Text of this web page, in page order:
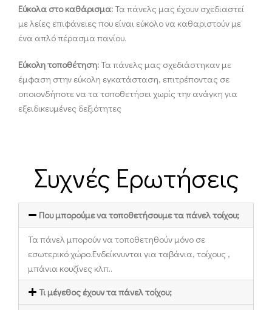
Εύκολα στο καθάρισμα:Τα πάνελς μας έχουν σχεδιαστεί
με λείες επιφάνειες που είναι εύκολο να καθαριστούν με
ένα απλό πέρασμα πανίου.
Εύκολη τοποθέτηση:Τα πάνελς μας σχεδιάστηκαν με
έμφαση στην εύκολη εγκατάσταση, επιτρέποντας σε
οποιονδήποτε να τα τοποθετήσει χωρίς την ανάγκη για
εξειδικευμένες δεξιότητες
Συχνές Ερωτήσεις
Που μπορούμε να τοποθετήσουμε τα πάνελ τοίχου;
Τα πάνελ μπορούν να τοποθετηθούν μόνο σε
εσωτερικό χώρο.Ενδείκνυνται για ταβάνια, τοίχους ,
μπάνια κουζίνες κλπ..
Τι μέγεθος έχουν τα πάνελ τοίχου;